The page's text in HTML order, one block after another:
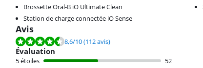
Brossette Oral-B iO Ultimate Clean
Station de charge connectée iO Sense
Avis
La note est de 8,6 sur 10, basée sur 112 avis.
8,6/10(112 avis)
Évaluation
5 étoiles
52